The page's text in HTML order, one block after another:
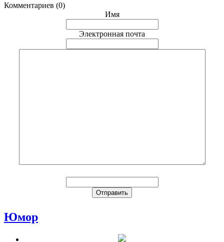
Комментариев (0)
Имя
Электронная почта
Юмор